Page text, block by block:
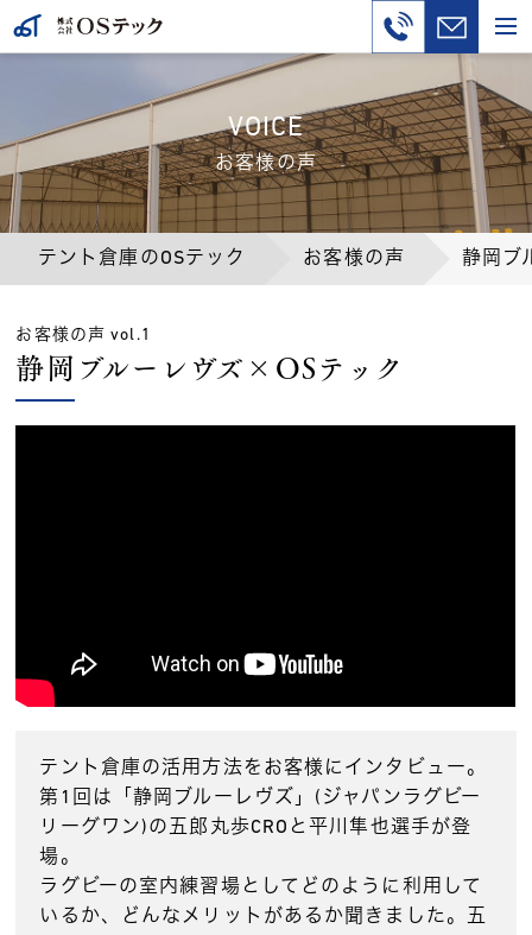
VOICE
お客様の声
テント倉庫のOSテック お客様の声 静岡ブ
お客様の声 vol.1
静岡ブルーレヴズ×OSテック
テント倉庫の活用方法をお客様にインタビュー。
第1回は「静岡ブルーレヴズ」(ジャパンラグビー
リーグワン)の五郎丸歩CROと平川隼也選手が登
場。
ラグビーの室内練習場としてどのように利用して
いるか、どんなメリットがあるか聞きました。五